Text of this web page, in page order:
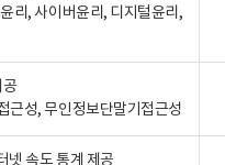
리, 사이버윤리, 디지털윤리,
공
근성, 무인정보단말기접근성
넷 속도 통계 제공